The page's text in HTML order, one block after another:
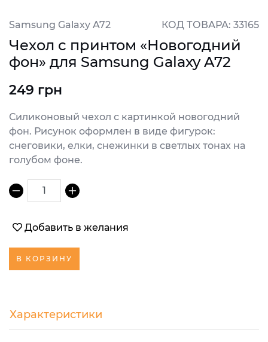
Samsung Galaxy A72 КОД ТОВАРА: 33165
Чехол с принтом «Новогодний
фон» для Samsung Galaxy A72
249 грн
Силиконовый чехол с картинкой новогодний
фон. Рисунок оформлен в виде фигурок:
снеговики, елки, снежинки в светлых тонах на
голубом фоне.
1
Добавить в желания
В КОРЗИНУ
Характеристики